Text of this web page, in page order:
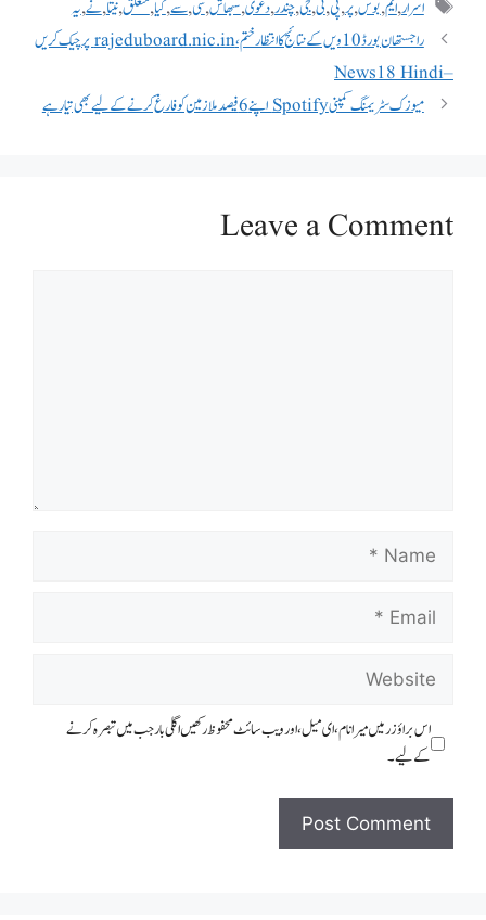
اسرار,ایم,بوس,پر,پی,ٹی,جی,چندر,دعوی,سبھاش,سی,سے,کیا,متعلق,نیتا,نے,یہ
راجستھان بورڈ 10ویں کے نتائج کا انتظار ختم، rajeduboard.nic.in پر چیک کریں
– News18 Hindi
میوزک سٹریمنگ کمپنی Spotify اپنے 6 فیصد ملازمین کو فارغ کرنے کے لیے بھی تیار ہے
Leave a Comment
اس براؤزر میں میرا نام، ای میل، اور ویب سائٹ محفوظ رکھیں اگلی بار جب میں تبصرہ کرنے
کےلیے۔